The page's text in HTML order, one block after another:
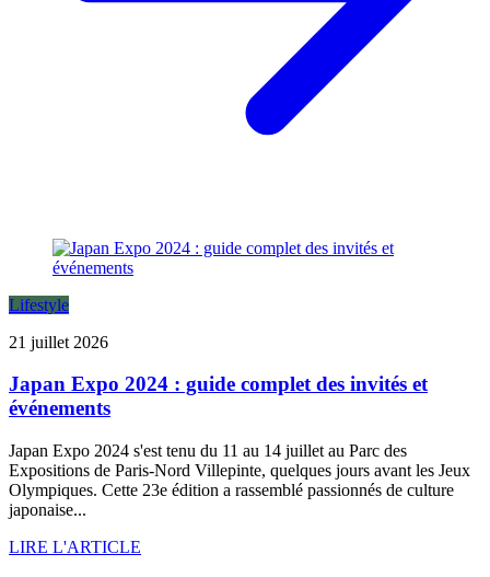
Lifestyle
21 juillet 2026
Japan Expo 2024 : guide complet des invités et
événements
Japan Expo 2024 s'est tenu du 11 au 14 juillet au Parc des
Expositions de Paris-Nord Villepinte, quelques jours avant les Jeux
Olympiques. Cette 23e édition a rassemblé passionnés de culture
japonaise...
LIRE L'ARTICLE